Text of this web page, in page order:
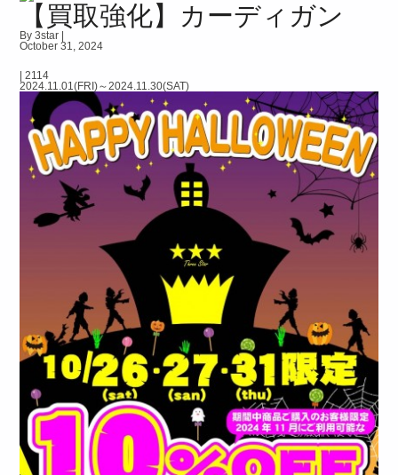
【買取強化】カーディガン
By 3star |
October 31, 2024
|2114
2024.11.01(FRI)～2024.11.30(SAT)